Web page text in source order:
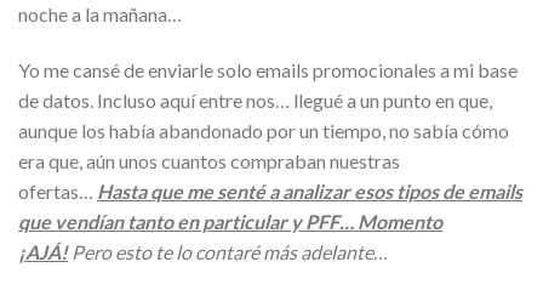
noche a la mañana…
Yo me cansé de enviarle solo emails promocionales a mi base
de datos. Incluso aquí entre nos… llegué a un punto en que,
aunque los había abandonado por un tiempo, no sabía cómo
era que, aún unos cuantos compraban nuestras
ofertas… Hasta que me senté a analizar esos tipos de emails
que vendían tanto en particular y PFF… Momento
¡AJÁ!Pero esto te lo contaré más adelante…